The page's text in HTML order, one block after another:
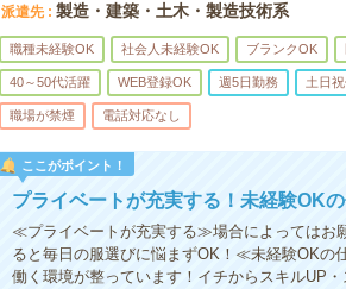
派遣先 製造・建築・土木・製造技術系
職種未経験OK 社会人未経験OK ブランクOK
40～50代活躍 WEB登録OK 週5日勤務 土日
職場が禁煙 電話対応なし
ここがポイント！
プライベートが充実する！未経験OKの
≪プライベートが充実する≫場合によってはお
ると毎日の服選びに悩まずOK！≪未経験OKの
働く環境が整っています！イチからスキルUP